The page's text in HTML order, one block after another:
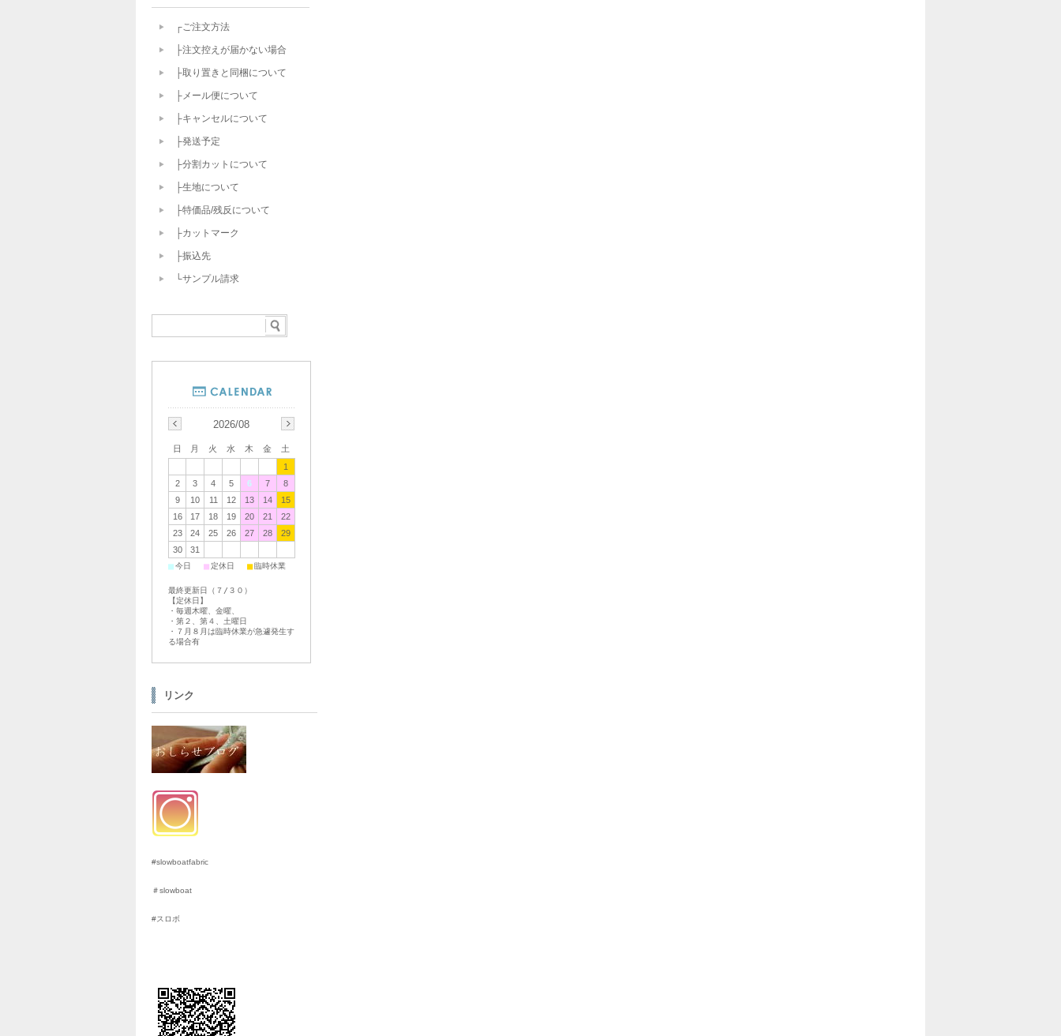
┌ご注文方法
├注文控えが届かない場合
├取り置きと同梱について
├メール便について
├キャンセルについて
├発送予定
├分割カットについて
├生地について
├特価品/残反について
├カットマーク
├振込先
└サンプル請求
2026/08
日 月 火 水 木 金
土
1
2
3 4 5 6 7
8
9
10 11 12 13 14
15
16
17 18 19 20 21
22
23
24 25 26 27 28
29
30
31
■今日 ■定休日 ■臨時休業
最終更新日（７/３０）
【定休日】
・毎週木曜、金曜、
・第２、第４、土曜日
・７月８月は臨時休業が急遽発生す
る場合有
リンク
#slowboatfabric
＃slowboat
#スロボ